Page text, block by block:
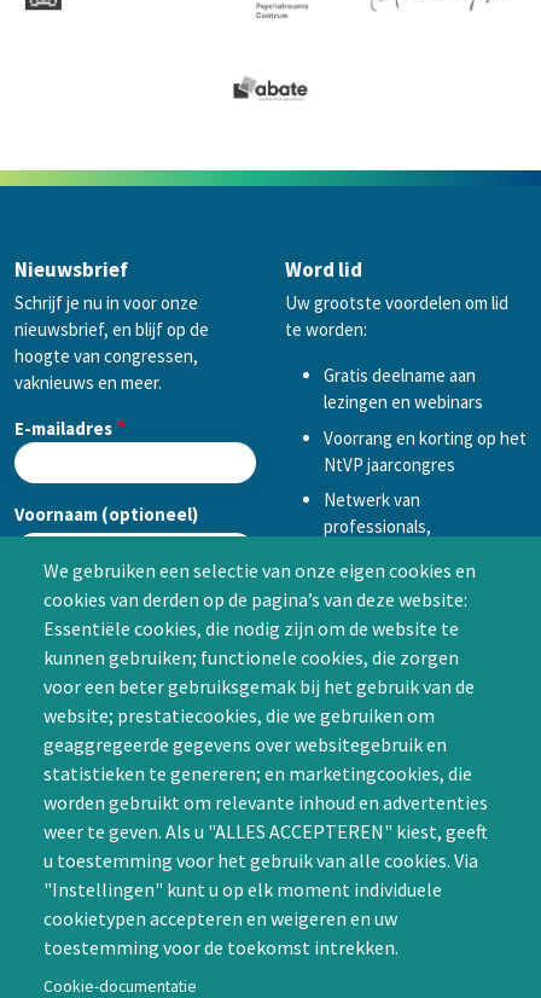
We gebruiken een selectie van onze eigen cookies en
cookies van derden op de pagina’s van deze website:
Essentiële cookies, die nodig zijn om de website te
kunnen gebruiken; functionele cookies, die zorgen
voor een beter gebruiksgemak bij het gebruik van de
website; prestatiecookies, die we gebruiken om
geaggregeerde gegevens over websitegebruik en
statistieken te genereren; en marketingcookies, die
worden gebruikt om relevante inhoud en advertenties
weer te geven. Als u "ALLES ACCEPTEREN" kiest, geeft
u toestemming voor het gebruik van alle cookies. Via
"Instellingen" kunt u op elk moment individuele
cookietypen accepteren en weigeren en uw
toestemming voor de toekomst intrekken.
Cookie-documentatie
Nieuwsbrief
Schrijf je nu in voor onze
nieuwsbrief, en blijf op de
hoogte van congressen,
vaknieuws en meer.
E-mailadres
Voornaam (optioneel)
Achternaam (optioneel)
CAPTCHA
Word lid
Uw grootste voordelen om lid
te worden:
Gratis deelname aan
lezingen en webinars
Voorrang en korting op het
NtVP jaarcongres
Netwerk van
professionals,
samenwerken in een van
de Special Interest
Groepen (SIG’s) of zelf een
SIG initiëren
Word lid
Contact
Nienoord 5, 1112 XE Diemen
info@ntvp.nl